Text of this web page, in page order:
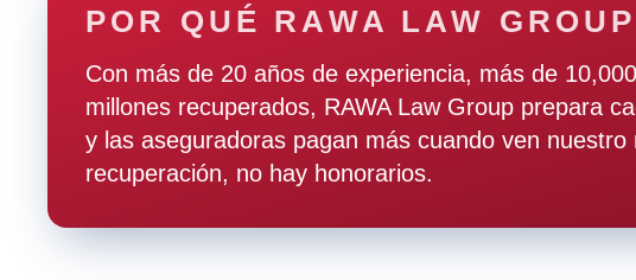
POR QUÉ RAWA LAW GROUP
Con más de 20 años de experiencia, más de
millones recuperados, RAWA Law Group prepara
y las aseguradoras pagan más cuando ven
recuperación, no hay honorarios.